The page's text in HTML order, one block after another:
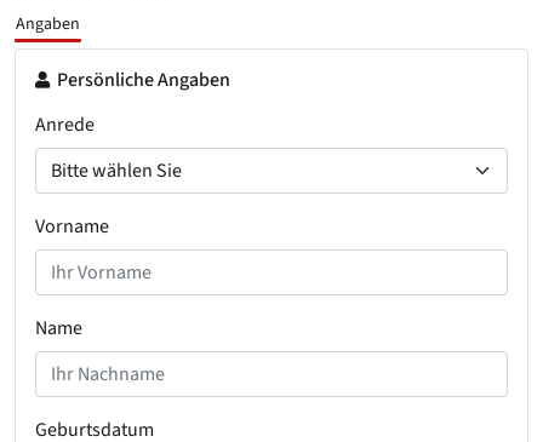
Angaben
Persönliche Angaben
Anrede
Vorname
Name
Geburtsdatum